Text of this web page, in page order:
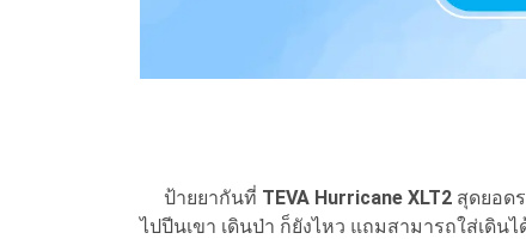
ป้ายยากันที่ TEVA Hurricane XLT2 สุดยอด
ไปปีนเขา เดินป่า ก็ยังไหว แถมสามารถใส่เดิ